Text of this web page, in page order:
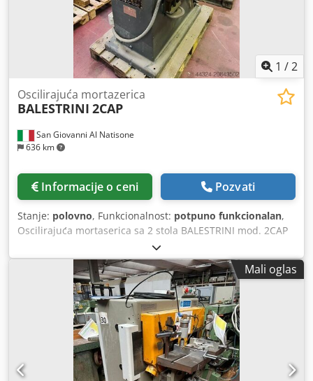
1 /2
San Giovanni Al Natisone
636 km
Oscilirajuća mortazerica
BALESTRINI 2CAP
Informacije o ceni Pozvati
Stanje: polovno, Funkcionalnost: potpuno funkcionalan,
Oscilirajuća mortaserica sa 2 stola BALESTRINI mod. 2CAP
Mali oglas